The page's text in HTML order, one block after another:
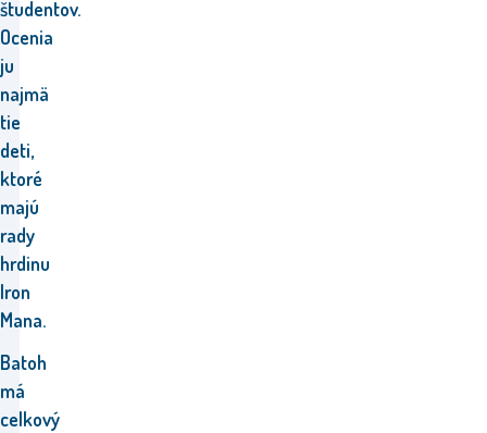
študentov.
Ocenia
ju
najmä
tie
deti,
ktoré
majú
rady
hrdinu
Iron
Mana.
Batoh
má
celkový